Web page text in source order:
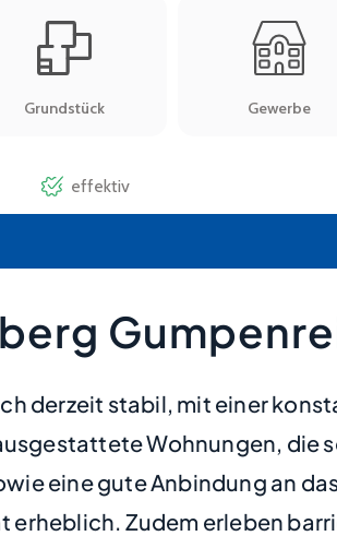
derzeit stabil, mit einer
Wohnungen, die
eine gute Anbindung an
Zudem erleben